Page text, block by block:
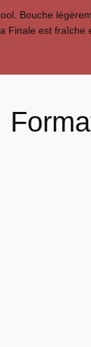
Bouche
Finale est fraîche